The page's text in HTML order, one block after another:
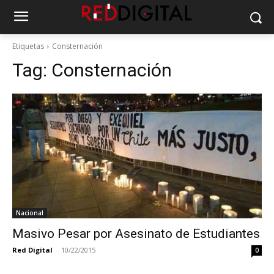
Etiquetas Consternación
Tag: Consternación
Nacional
Masivo Pesar por Asesinato de Estudiantes
Red Digital - 10/22/2015 0